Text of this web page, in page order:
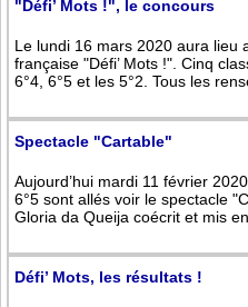
"Défi’ Mots !", le concours
Le lundi 16 mars 2020 aura lieu
française "Défi’ Mots !". Cinq
6°4, 6°5 et les 5°2. Tous les
Spectacle "Cartable"
Aujourd’hui mardi 11 février
6°5 sont allés voir le spectacle
Gloria da Queija coécrit et mis
Défi’ Mots, les résultats !